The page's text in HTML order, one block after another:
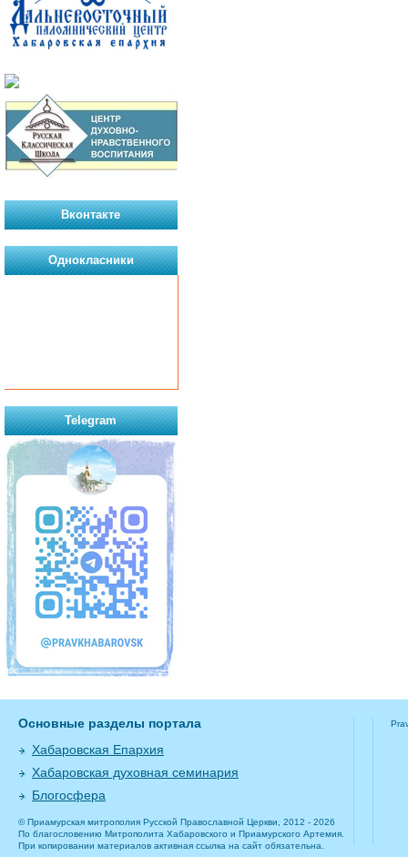
Вконтакте
Однокласники
Telegram
Основные разделы портала
Хабаровская Епархия
Хабаровская духовная семинария
Блогосфера
© Приамурская митрополия Русской Православной Церкви, 2012 - 2026
По благословению Митрополита Хабаровского и Приамурского Артемия.
При копировании материалов активная ссылка на сайт обязательна.